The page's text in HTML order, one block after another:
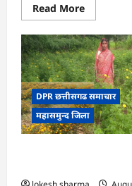
Read MoreRead
more
CG
:
15
अगस्त
को
जिले
में
आजादी
का
जश्न
साक्षरता
DPR छत्तीसगढ समाचार
महासमुन्द जिला